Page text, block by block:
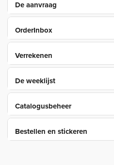
De aanvraag
OrderInbox
Verrekenen
De weeklijst
Catalogusbeheer
Bestellen en stickeren